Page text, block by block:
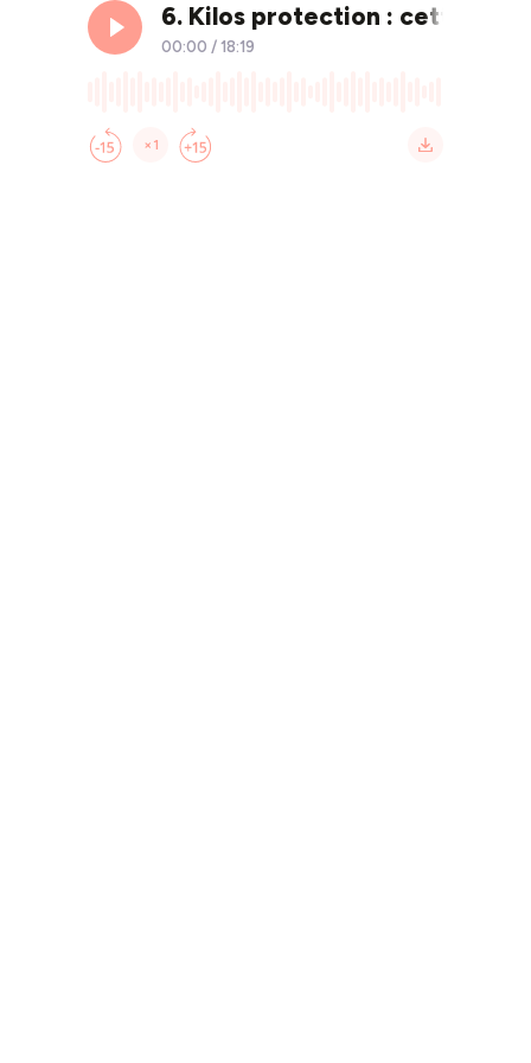
6. Kilos protection : cette
00:00 / 18:19
×1